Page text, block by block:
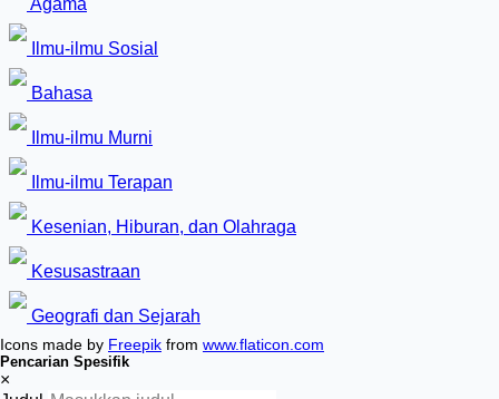
Agama
Ilmu-ilmu Sosial
Bahasa
Ilmu-ilmu Murni
Ilmu-ilmu Terapan
Kesenian, Hiburan, dan Olahraga
Kesusastraan
Geografi dan Sejarah
Icons made by Freepik from www.flaticon.com
Pencarian Spesifik
×